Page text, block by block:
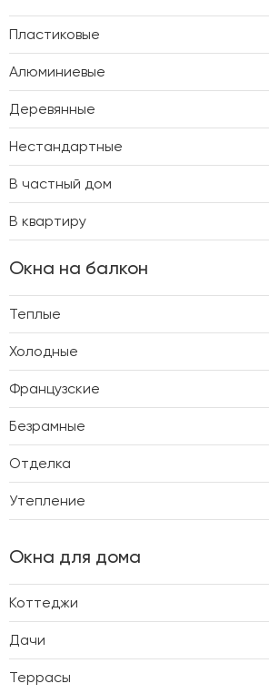
Пластиковые
Алюминиевые
Деревянные
Нестандартные
В частный дом
В квартиру
Окна на балкон
Теплые
Холодные
Французские
Безрамные
Отделка
Утепление
Окна для дома
Коттеджи
Дачи
Террасы